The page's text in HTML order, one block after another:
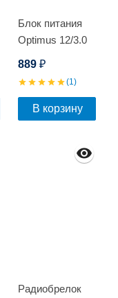
Блок питания
Optimus 12/3.0
889 ₽
(1)
В корзину
Радиобрелок